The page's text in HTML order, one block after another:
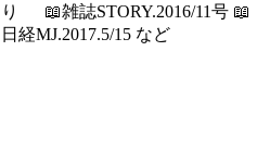
り 📖雑誌STORY.2016/11号 📖
日経MJ.2017.5/15 など